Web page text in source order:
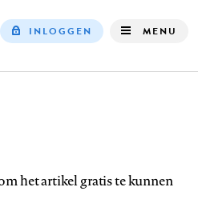
INLOGGEN MENU
het artikel gratis te kunnen